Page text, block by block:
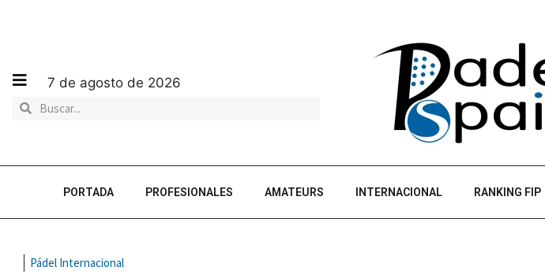
7 de agosto de 2026
PORTADA PROFESIONALES AMATEURS INTERNACIONAL RANKING FIP
Pádel Internacional